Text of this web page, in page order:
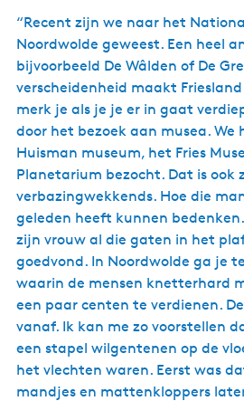
“Recent zijn we naar het
Noordwolde geweest. Een heel
bijvoorbeeld De Wâlden of De
verscheidenheid maakt
merk je als je je er in gaat
door het bezoek aan musea. We
Huisman museum, het Fries
Planetarium bezocht. Dat is ook
verbazingwekkends. Hoe die
geleden heeft kunnen
zijn vrouw al die gaten in het
goedvond. In Noordwolde ga je
waarin de mensen knetterhard
een paar centen te verdienen.
vanaf. Ik kan me zo voorstellen
een stapel wilgentenen op de
het vlechten waren. Eerst was
mandjes en mattenkloppers